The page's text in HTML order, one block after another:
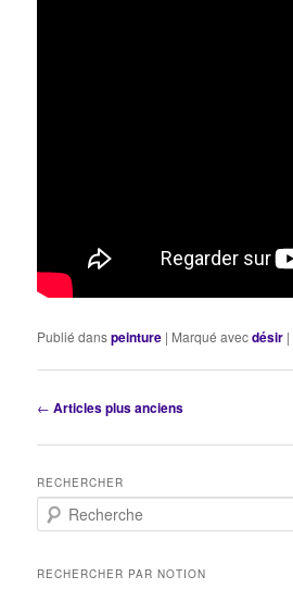
Publié danspeinture | Marqué avecdésir |
Navigation
articles
← Articles plus anciens
RECHERCHER
e
h
RECHERCHER PAR NOTION